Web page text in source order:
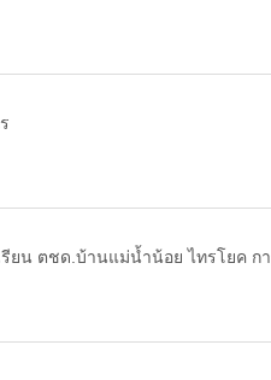
ยน ตชด.บ้านแม่น้ำน้อย ไทรโยค ก